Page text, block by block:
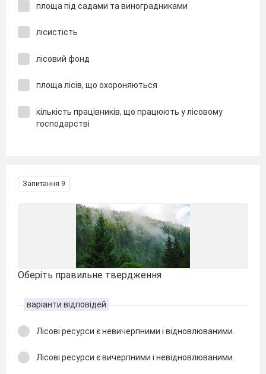
площа під садами та виноградниками
лісистість
лісовий фонд
площа лісів, що охороняються
кількість працівників, що працюють у лісовому
господарстві
Запитання 9
Оберіть правильне твердження
варіанти відповідей
Лісові ресурси є невичерпними і відновлюваними.
Лісові ресурси є вичерпними і невідновлюваними.